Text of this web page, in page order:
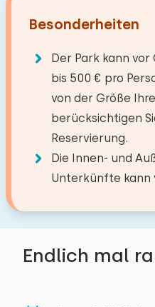
Endlich mal
Besonderheiten
Der Park kann vor
bis 500 € pro
von der Größe
berücksichtigen
Reservierung.
Die Innen- und
Unterkünfte kann